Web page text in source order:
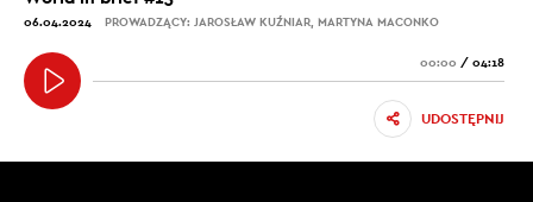
06.04.2024 PROWADZĄCY: JAROSŁAW KUŹNIAR, MARTYNA MACONKO
00:00 / 04:18
UDOSTĘPNIJ